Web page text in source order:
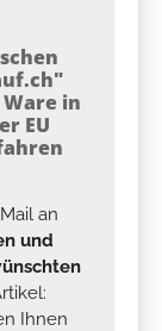
in
EU
an
und
Ihnen